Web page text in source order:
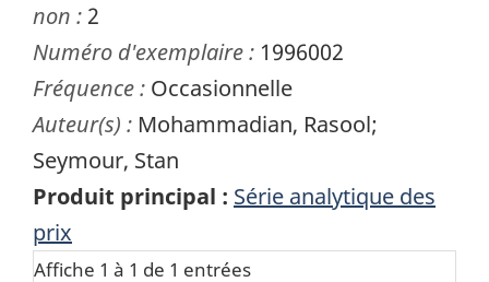
non : 2
Numéro d'exemplaire : 1996002
Fréquence : Occasionnelle
Auteur(s) : Mohammadian, Rasool;
Seymour, Stan
Produit principal : Série analytique des
prix
Affiche 1 à 1 de 1 entrées